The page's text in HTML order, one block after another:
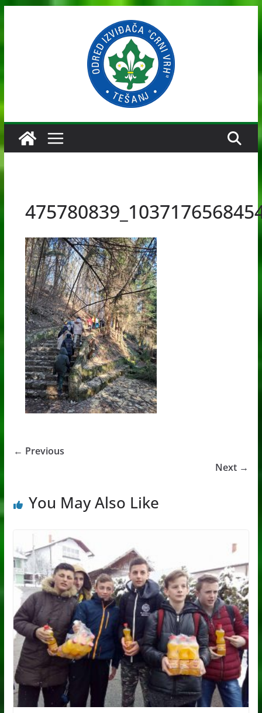
content
← Previous
Next →
You May Also Like